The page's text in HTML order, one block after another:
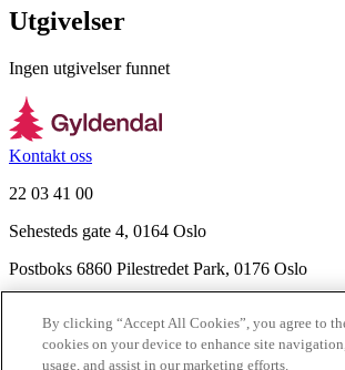
Utgivelser
Ingen utgivelser funnet
Kontakt oss
22 03 41 00
Sehesteds gate 4, 0164 Oslo
Postboks 6860 Pilestredet Park, 0176 Oslo
Nyhetsbrev
Ledige stillinger
By clicking “Accept All Cookies”, you agree to
cookies on your device to enhance site
usage, and assist in our marketing efforts.